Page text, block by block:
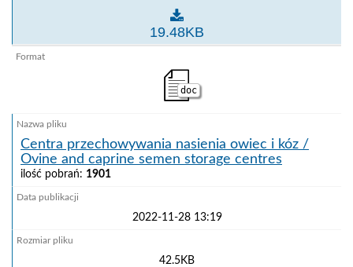
Centra przechowywania nasienia koni / Equine
19.48KB
doc
Centra przechowywania nasienia owiec i kóz /
Ovine and caprine semen storage centres
ilość pobrań: 1901
2022-11-28 13:19
42.5KB